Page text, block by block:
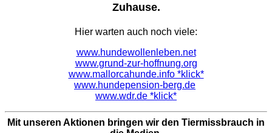
Zuhause.
Hier warten auch noch viele:
www.hundewollenleben.net
www.grund-zur-hoffnung.org
www.mallorcahunde.info *klick*
www.hundepension-berg.de
www.wdr.de *klick*
Mit unseren Aktionen bringen wir den Tiermissbrauch in